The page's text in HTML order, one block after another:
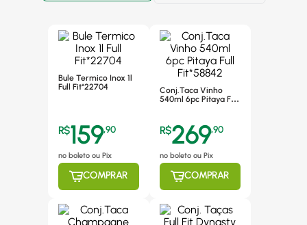
Bule Termico Inox 1l
Full Fit*22704
R$159,90
no boleto ou Pix
COMPRAR
Conj.Taca Vinho
540ml 6pc Pitaya Full
R$269,90
no boleto ou Pix
COMPRAR